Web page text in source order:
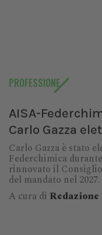
PROFESSIONE
AISA-
Carlo Gazza
Carlo Gazza è stato
Federchimica
rinnovato il
del mandato nel
A cura di Redazione